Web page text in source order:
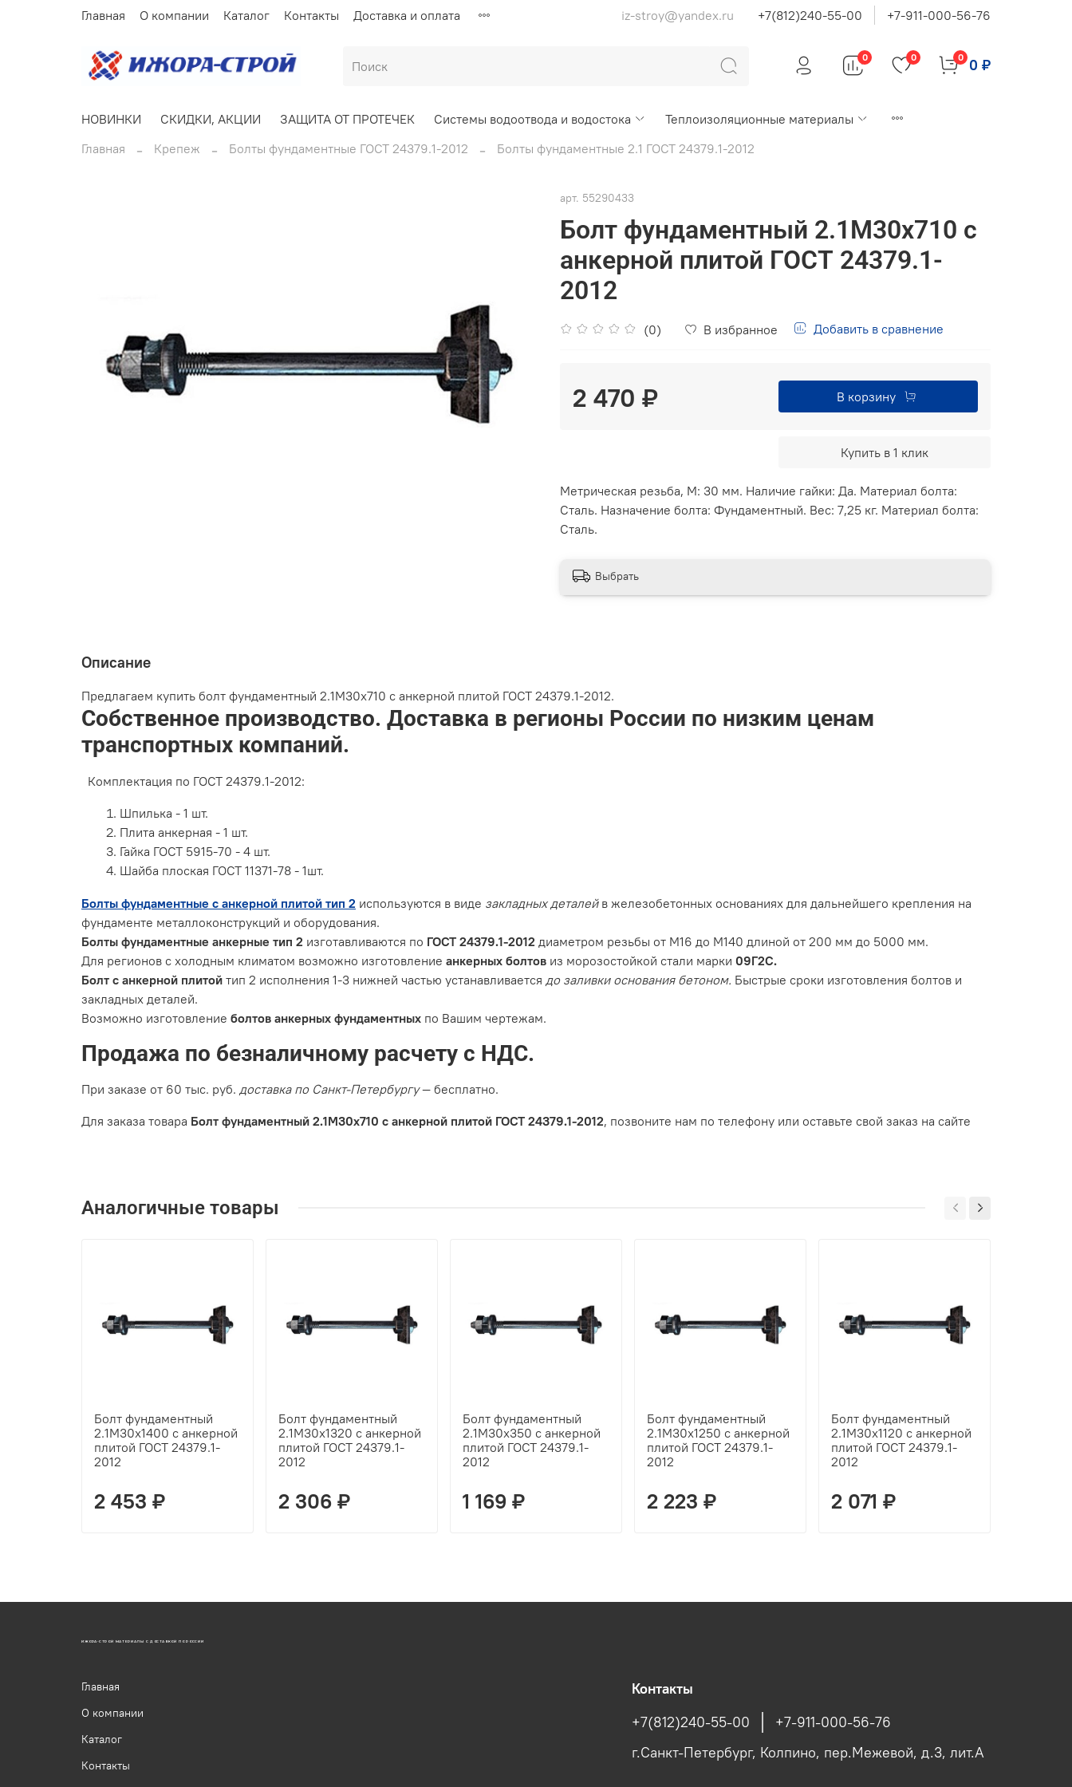
Главная О компании Каталог Контакты Доставка и оплата iz-stroy@yandex.ru +7(812)240-55-00 +7-911-000-56-76
0 0 0 0 ₽
НОВИНКИ СКИДКИ, АКЦИИ ЗАЩИТА ОТ ПРОТЕЧЕК Системы водоотвода и водостока
Теплоизоляционные материалы
Главная
Крепеж Болты фундаментные ГОСТ 24379.1-2012 Болты фундаментные 2.1 ГОСТ 24379.1-2012
арт. 55290433
Болт фундаментный 2.1М30х710 с
анкерной плитой ГОСТ 24379.1-
2012
(0) В избранное Добавить в сравнение
2 470 ₽ В корзину
Купить в 1 клик
Метрическая резьба, М: 30 мм. Наличие гайки: Да. Материал болта:
Сталь. Назначение болта: Фундаментный. Вес: 7,25 кг. Материал болта:
Сталь.
Выбрать
Описание
Предлагаем купить болт фундаментный 2.1М30х710 с анкерной плитой ГОСТ 24379.1-2012.
Собственное производство. Доставка в регионы России по низким ценам
транспортных компаний.
Комплектация по ГОСТ 24379.1-2012:
Шпилька - 1 шт.
Плита анкерная - 1 шт.
Гайка ГОСТ 5915-70 - 4 шт.
Шайба плоская ГОСТ 11371-78 - 1шт.
Болты фундаментные с анкерной плитой тип 2 используются в виде закладных деталейв железобетонных основаниях для дальнейшего крепления на
фундаменте металлоконструкций и оборудования.
Болты фундаментные анкерные тип 2 изготавливаются по ГОСТ 24379.1-2012 диаметром резьбы от М16 до М140 длиной от 200 мм до 5000 мм.
Для регионов с холодным климатом возможно изготовление анкерных болтов из морозостойкой стали марки 09Г2С.
Болт с анкерной плитой тип 2 исполнения 1-3 нижней частью устанавливается до заливки основания бетоном. Быстрые сроки изготовления болтов и
закладных деталей.
Возможно изготовление болтов анкерных фундаментных по Вашим чертежам.
Продажа по безналичному расчету с НДС.
При заказе от 60 тыс. руб. доставка по Санкт-Петербургу— бесплатно.
Для заказа товара Болт фундаментный 2.1М30х710 с анкерной плитой ГОСТ 24379.1-2012, позвоните нам по телефону или оставьте свой заказ на сайте
Аналогичные товары
Болт фундаментный
2.1М30х1400 с анкерной
плитой ГОСТ 24379.1-
2012
2 453 ₽
Болт фундаментный
2.1М30х1320 с анкерной
плитой ГОСТ 24379.1-
2012
2 306 ₽
Болт фундаментный
2.1М30х350 с анкерной
плитой ГОСТ 24379.1-
2012
1 169 ₽
Болт фундаментный
2.1М30х1250 с анкерной
плитой ГОСТ 24379.1-
2012
2 223 ₽
Болт фундаментный
2.1М30х1120 с анкерной
плитой ГОСТ 24379.1-
2012
2 071 ₽
ИЖОРА-СТРОЙ МАТЕРИАЛЫ С ДОСТАВКОЙ ПО РОССИИ
Главная
О компании
Каталог
Контакты
Контакты
+7(812)240-55-00
+7-911-000-56-76
г.Санкт-Петербург, Колпино, пер.Межевой, д.3, лит.А